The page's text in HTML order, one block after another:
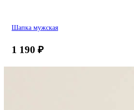
Шапка мужская
1 190 ₽